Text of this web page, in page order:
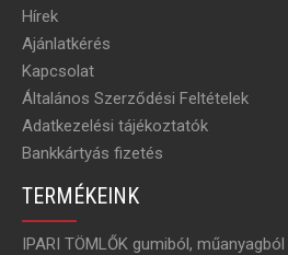
Hírek
Ajánlatkérés
Kapcsolat
Általános Szerződési Feltételek
Adatkezelési tájékoztatók
Bankkártyás fizetés
TERMÉKEINK
IPARI TÖMLŐK gumiból, műanyagból